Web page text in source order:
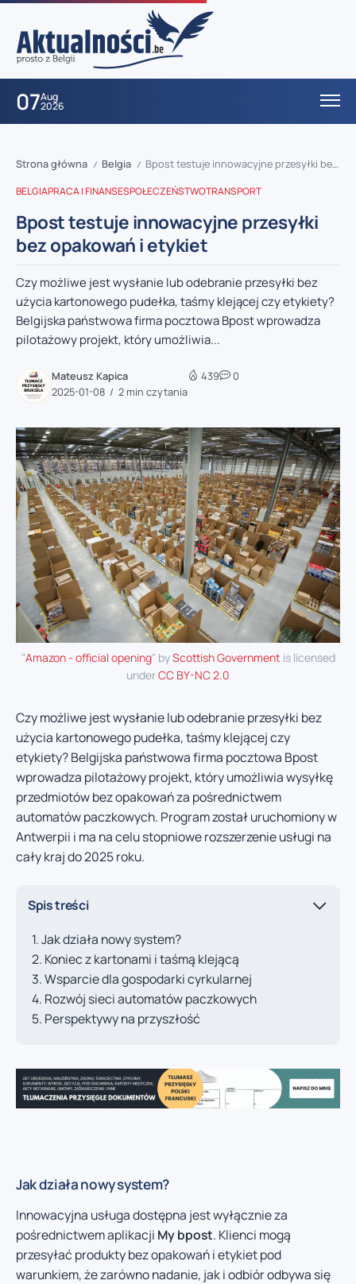
07Aug
2026
Strona główna / Belgia / Bpost testuje innowacyjne przesyłki bez opakowań i etykiet
BELGIAPRACA I FINANSESPOŁECZEŃSTWOTRANSPORT
Bpost testuje innowacyjne przesyłki
bez opakowań i etykiet
Czy możliwe jest wysłanie lub odebranie przesyłki bez
użycia kartonowego pudełka, taśmy klejącej czy etykiety?
Belgijska państwowa firma pocztowa Bpost wprowadza
pilotażowy projekt, który umożliwia...
Mateusz Kapica
2025-01-08
2 min czytania
439 0
"Amazon - official opening" byScottish Government is licensed
underCC BY-NC 2.0
Czy możliwe jest wysłanie lub odebranie przesyłki bez
użycia kartonowego pudełka, taśmy klejącej czy
etykiety? Belgijska państwowa firma pocztowa Bpost
wprowadza pilotażowy projekt, który umożliwia wysyłkę
przedmiotów bez opakowań za pośrednictwem
automatów paczkowych. Program został uruchomiony w
Antwerpii i ma na celu stopniowe rozszerzenie usługi na
cały kraj do 2025 roku.
Spis treści
Jak działa nowy system?
Koniec z kartonami i taśmą klejącą
Wsparcie dla gospodarki cyrkularnej
Rozwój sieci automatów paczkowych
Perspektywy na przyszłość
Jak działa nowy system?
Innowacyjna usługa dostępna jest wyłącznie za
pośrednictwem aplikacji My bpost. Klienci mogą
przesyłać produkty bez opakowań i etykiet pod
warunkiem, że zarówno nadanie, jak i odbiór odbywa się